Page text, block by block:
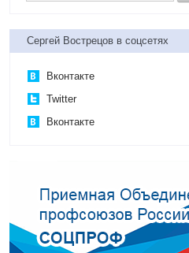
Сергей Вострецов в соцсетях
Вконтакте
Twitter
Вконтакте